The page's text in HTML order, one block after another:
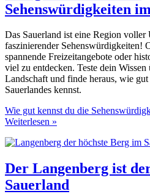
Sehenswürdigkeiten
Das Sauerland ist eine Region voller
faszinierender Sehenswürdigkeiten!
spannende Freizeitangebote oder
viel zu entdecken. Teste dein
Landschaft und finde heraus, wie
Sauerlandes kennst.
Wie gut kennst du die
Weiterlesen »
Der Langenberg ist
Sauerland